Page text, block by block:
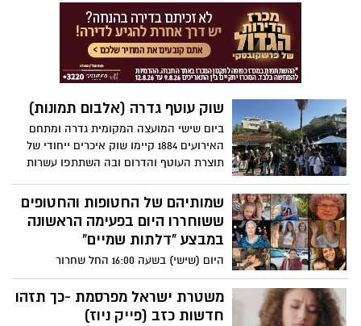
במתכונת רגילה כולל יום שישי.
שוק עוטף גדרה (אלבום תמונות)
ביום שישי המועצה המקומית גדרה ומתחם
האירועים 1884 קיימו שוק איכרים ייחודי של
תוצרת העוטף והדרום ובה השתתפו עשרות
שישי, 1.12 יתקיים שוק נוסף התומך בעסקים
להגיע
שמותיהם של החטופות והחטופים
ששוחררו היום בפעימה הראשונה
במבצע "דלתות שמיים"
היום (שישי) בשעה 16:00 החל שחרור
החטופים בהם 13 אזרחי ישראל מקיבוץ ניר
עוז מתוך 80 חטופים מהקיבוץ שנחטפו
מבתיהם ב7 באוקטובר והיו בשבי החמאס
משטרת ישראל מפרסמת -כך תזהו
חדשות כזב (פייק ניוז)